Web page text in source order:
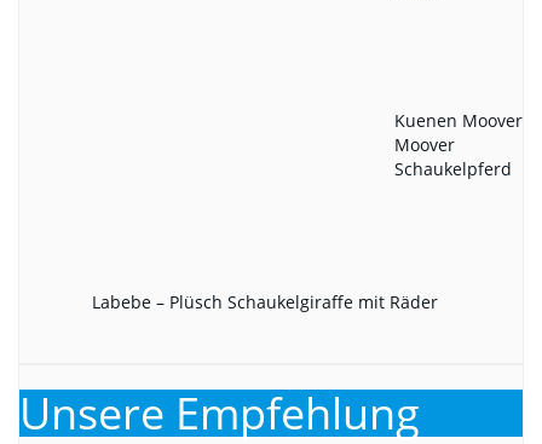
Kuenen Moover
Moover
Schaukelpferd
Labebe – Plüsch Schaukelgiraffe mit Räder
Unsere Empfehlung